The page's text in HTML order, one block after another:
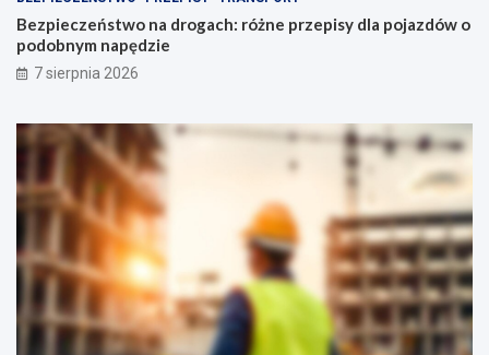
l
s
k
i
o
e
ł
e
a
r
a
j
a
z
d
o
o
d
b
n
m
n
Bezpieczeństwo na drogach: różne przepisy dla pojazdów o
podobnym napędzie
7 sierpnia 2026